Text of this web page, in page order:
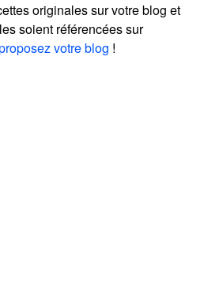
originales sur votre blog et
soient référencées sur
votre blog !